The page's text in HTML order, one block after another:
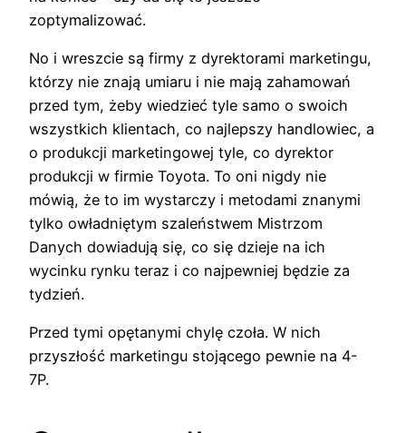
zoptymalizować.
No i wreszcie są firmy z dyrektorami marketingu,
którzy nie znają umiaru i nie mają zahamowań
przed tym, żeby wiedzieć tyle samo o swoich
wszystkich klientach, co najlepszy handlowiec, a
o produkcji marketingowej tyle, co dyrektor
produkcji w firmie Toyota. To oni nigdy nie
mówią, że to im wystarczy i metodami znanymi
tylko owładniętym szaleństwem Mistrzom
Danych dowiadują się, co się dzieje na ich
wycinku rynku teraz i co najpewniej będzie za
tydzień.
Przed tymi opętanymi chylę czoła. W nich
przyszłość marketingu stojącego pewnie na 4-
7P.